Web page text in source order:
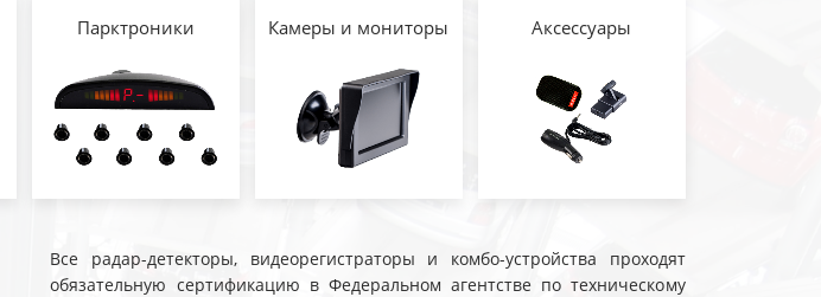
Парктроники Камеры и мониторы Аксессуары
Все радар-детекторы, видеорегистраторы и комбо-устройства проходят
обязательную сертификацию в Федеральном агентстве по техническому